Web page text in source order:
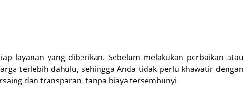
layanan yang diberikan. Sebelum melakukan perbaikan atau
terlebih dahulu, sehingga Anda tidak perlu khawatir dengan
dan transparan, tanpa biaya tersembunyi.